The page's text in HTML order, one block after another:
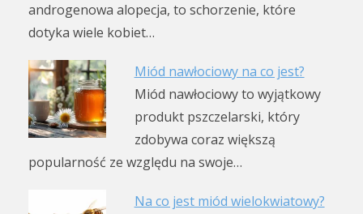
androgenowa alopecja, to schorzenie, które
dotyka wiele kobiet…
Miód nawłociowy na co jest?
Miód nawłociowy to wyjątkowy
produkt pszczelarski, który
zdobywa coraz większą
popularność ze względu na swoje…
Na co jest miód wielokwiatowy?